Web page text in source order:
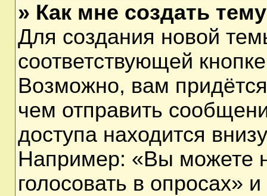
» Как мне создать
Для создания новой
соответствующей
Возможно, вам
чем отправить
доступа находится
Например: «Вы можете
голосовать в опросах» и